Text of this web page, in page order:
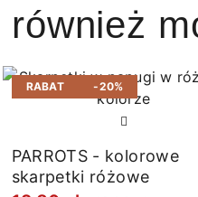
również
RABAT -20%
PARROTS - kolorowe
skarpetki różowe